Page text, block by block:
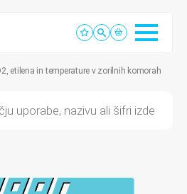
etilena in temperature v zorilnih komorah